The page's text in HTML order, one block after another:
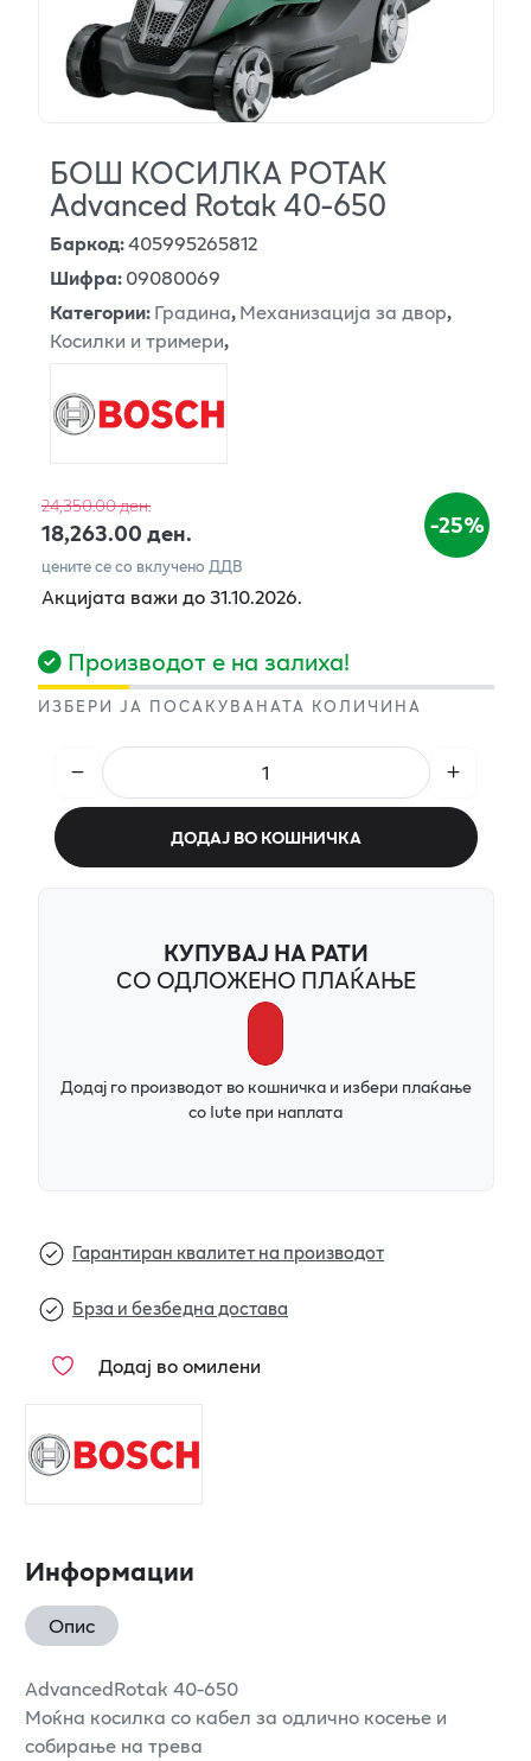
БОШ КОСИЛКА РОТАК
Advanced Rotak 40-650
Баркод:405995265812
Шифра:09080069
Категории:Градина,Механизација за двор,
Косилки и тримери,
24,350.00 ден.
18,263.00 ден. -25%
цените се со вклучено ДДВ
Акцијата важи до 31.10.2026.
Производот е на залиха!
ИЗБЕРИ ЈА ПОСАКУВАНАТА КОЛИЧИНА
ДОДАЈ ВО КОШНИЧКА
КУПУВАЈ НА РАТИ
СО ОДЛОЖЕНО ПЛАЌАЊЕ
Додај го производот во кошничка и избери плаќање
со Iute при наплата
Гарантиран квалитет на производот
Брза и безбедна достава
Додај во омилени
Информации
Опис
AdvancedRotak 40-650
Моќна косилка со кабел за одлично косење и
собирање на трева